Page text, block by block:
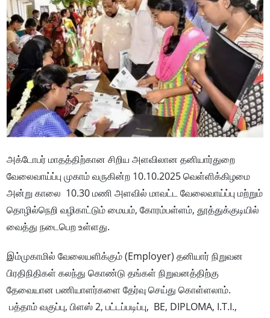
அக்டோபர் மாதத்திற்கான சிறிய அளவிலான தனியார்துறை
வேலைவாய்ப்பு முகாம் வருகின்ற 10.10.2025 வெள்ளிக்கிழமை
அன்று காலை 10.30 மணி அளவில் மாவட்ட வேலைவாய்ப்பு மற்றும்
தொழில்நெறி வழிகாட்டும் மையம், கோரம்பள்ளம், தூத்துக்குடியில்
வைத்து நடைபெற உள்ளது.
இம்முகாமில் வேலையளிக்கும் (Employer) தனியார் நிறுவன
பிரதிநிதிகள் கலந்து கொண்டு தங்கள் நிறுவனத்திற்கு
தேவையான பணியாளர்களை தேர்வு செய்து கொள்ளலாம்.
பத்தாம் வகுப்பு, பிளஸ் 2, பட்டப்படிப்பு, BE, DIPLOMA, I.T.I.,